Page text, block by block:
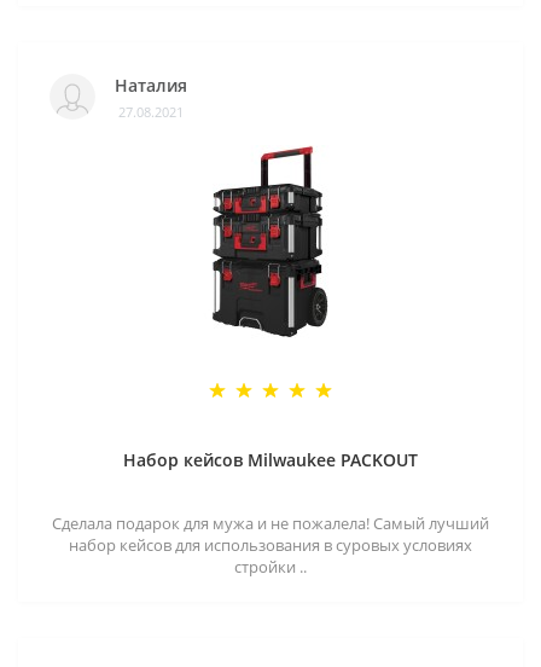
Наталия
27.08.2021
Набор кейсов Milwaukee PACKOUT
Сделала подарок для мужа и не пожалела! Самый лучший
набор кейсов для использования в суровых условиях
стройки ..